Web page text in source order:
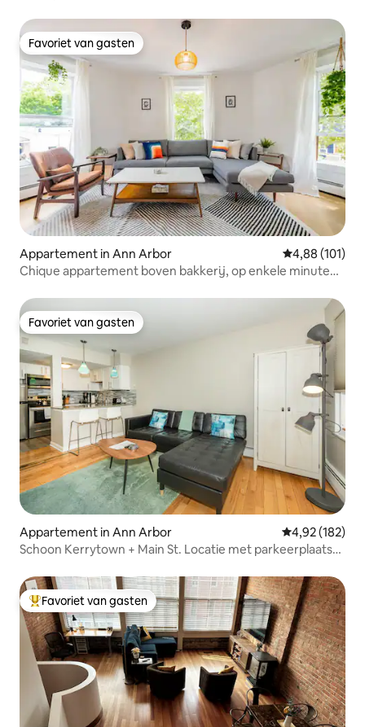
Favoriet van gasten
Favoriet van gasten
Appartement in Ann Arbor Gemiddelde
4,88 (101)
Chique appartement boven bakkerij, op enkele minuten
Favoriet van gasten
Favoriet van gasten
Appartement in Ann Arbor Gemiddelde
4,92 (182)
Schoon Kerrytown + Main St. Locatie met parkeerplaats
Topfavoriet van gasten
Favoriet van gasten